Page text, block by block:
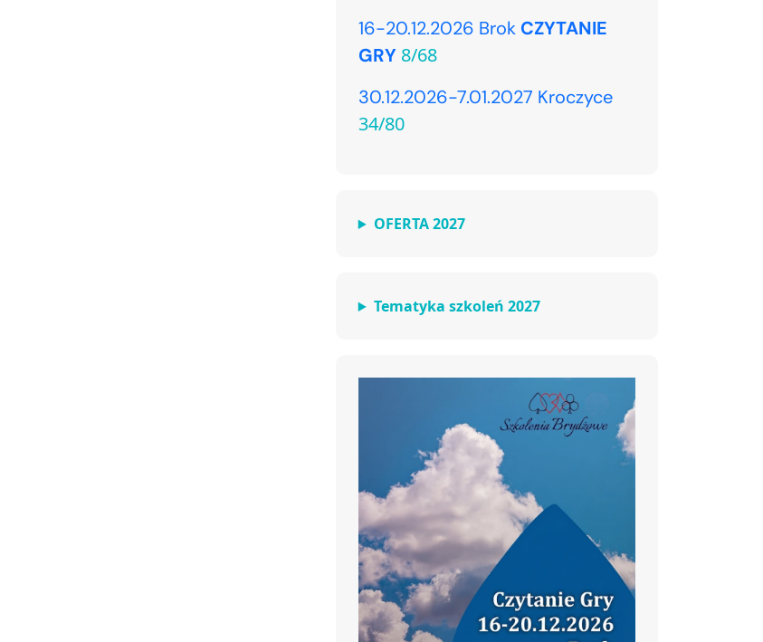
16-20.12.2026 Brok CZYTANIE
GRY8/68
30.12.2026-7.01.2027 Kroczyce
34/80
OFERTA 2027
Tematyka szkoleń 2027